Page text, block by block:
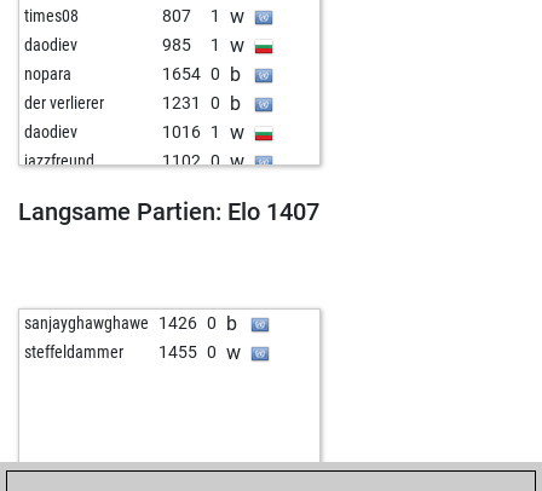
times08 807 1 w
daodiev 985 1 w
nopara 1654 0 b
der verlierer 1231 0 b
daodiev 1016 1 w
jazzfreund 1102 0 w
men7137 1326 0 w
early abort 1672 0 b
early abort 1673 0 b
ahmed mujtaba 1088 1 w
Langsame Partien: Elo 1407
sanjayghawghawe 1426 0 b
steffeldammer 1455 0 w